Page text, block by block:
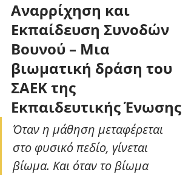
Αναρρίχηση και
Εκπαίδευση Συνοδών
Βουνού – Μια
βιωματική δράση του
ΣΑΕΚ της
Εκπαιδευτικής Ένωσης
Όταν η μάθηση μεταφέρεται
στο φυσικό πεδίο, γίνεται
βίωμα. Και όταν το βίωμα